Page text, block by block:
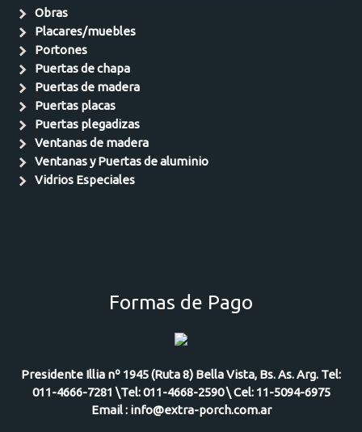
Obras
Placares/muebles
Portones
Puertas de chapa
Puertas de madera
Puertas placas
Puertas plegadizas
Ventanas de madera
Ventanas y Puertas de aluminio
Vidrios Especiales
Formas de Pago
Presidente Illia nº 1945 (Ruta 8) Bella Vista, Bs. As. Arg. Tel:
011-4666-7281 \Tel: 011-4668-2590 \ Cel: 11-5094-6975
Email : info@extra-porch.com.ar